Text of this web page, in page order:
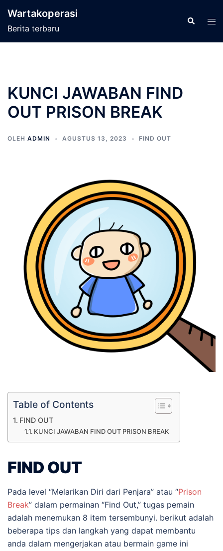
Wartakoperasi
Berita terbaru
Cari
KUNCI JAWABAN FIND
OUT PRISON BREAK
OLEH ADMIN AGUSTUS 13, 2023 FIND OUT
Table of Contents
FIND OUT
KUNCI JAWABAN FIND OUT PRISON BREAK
FIND OUT
Pada level “Melarikan Diri dari Penjara” atau “Prison
Break” dalam permainan “Find Out,” tugas pemain
adalah menemukan 8 item tersembunyi. berikut adalah
beberapa tips dan langkah yang dapat membantu
anda dalam mengerjakan atau bermain game ini